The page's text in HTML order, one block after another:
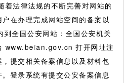
着法律法规的不断完善对网站的
在办理完成网站空间的备案以
全国公安网站：全国公安机关
www.beian.gov.cn 打开网址注
提交相关备案信息以及材料包
登录系统有提交公安备案信息